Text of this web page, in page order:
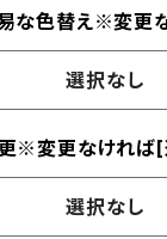
な色替え※変更
選択なし
※変更なければ[
選択なし